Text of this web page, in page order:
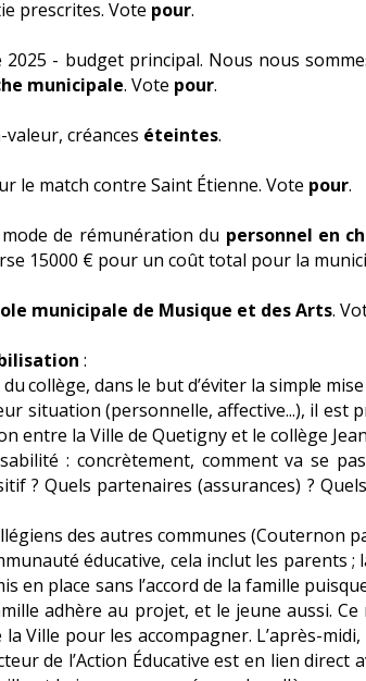
prescrites. Vote pour.
- budget principal. Nous nous
municipale. Vote pour.
créances éteintes.
le match contre Saint Étienne. Vote pour.
de rémunération du personnel en
15000 € pour un coût total pour la
municipale de Musique et des Arts.
:
collège, dans le but d’éviter la simple
situation (personnelle, affective...), il est
entre la Ville de Quetigny et le collège
: concrètement, comment va se
? Quels partenaires (assurances) ?
des autres communes (Couternon
éducative, cela inclut les parents
en place sans l’accord de la famille
adhère au projet, et le jeune aussi. Ce
la Ville pour les accompagner. L’après-
de l’Action Éducative est en lien direct